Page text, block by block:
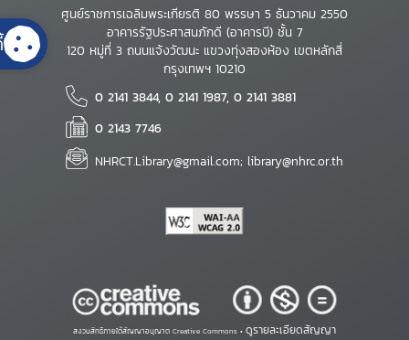
ศูนย์ราชการเฉลิมพระเกียรติ 80 พรรษา 5 ธันวาคม 2550
อาคารรัฐประศาสนภักดี (อาคารบี) ชั้น 7
120 หมู่ที่ 3 ถนนแจ้งวัฒนะ แขวงทุ่งสองห้อง เขตหลักสี่
กรุงเทพฯ 10210
0 2141 3844, 0 2141 1987, 0 2141 3881
0 2143 7746
NHRCT.Library@gmail.com; library@nhrc.or.th
สงวนสิทธิ์ภายใต้สัญญาอนุญาต Creative Commons • ดูรายละเอียดสัญญา